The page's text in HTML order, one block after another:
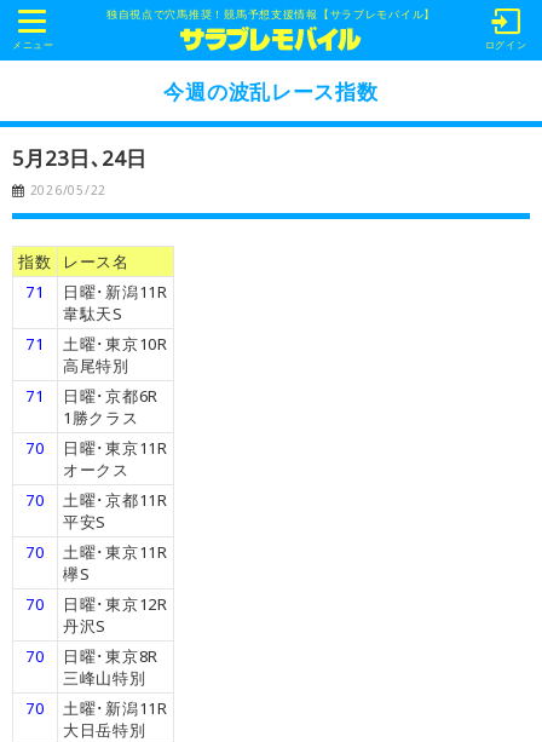
独自視点で穴馬推奨！競馬予想支援情報【サラブレモバイル】
t
o
g
e
a
v
i
g
t
i
o
n
メニュー ログイン
今週の波乱レース指数
5月23日､24日
2026/05/22
指数
レース名
71
日曜･新潟11R
韋駄天S
71
土曜･東京10R
高尾特別
71
日曜･京都6R
1勝クラス
70
日曜･東京11R
オークス
70
土曜･京都11R
平安S
70
土曜･東京11R
欅S
70
日曜･東京12R
丹沢S
70
日曜･東京8R
三峰山特別
70
土曜･新潟11R
大日岳特別